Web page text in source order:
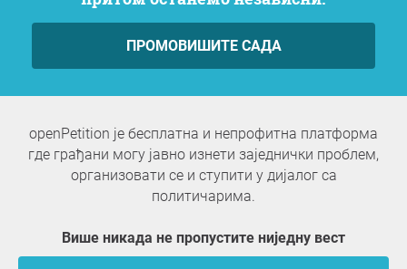
ПРОМОВИШИТЕ САДА
openPetition је бесплатна и непрофитна платформа
где грађани могу јавно изнети заједнички проблем,
организовати се и ступити у дијалог са
политичарима.
Више никада не пропустите ниједну вест